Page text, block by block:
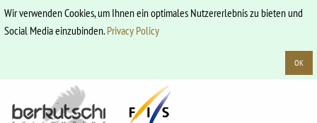
Wir verwenden Cookies, um Ihnen ein optimales Nutzererlebnis zu bieten und
Social Media einzubinden.Privacy Policy
OK